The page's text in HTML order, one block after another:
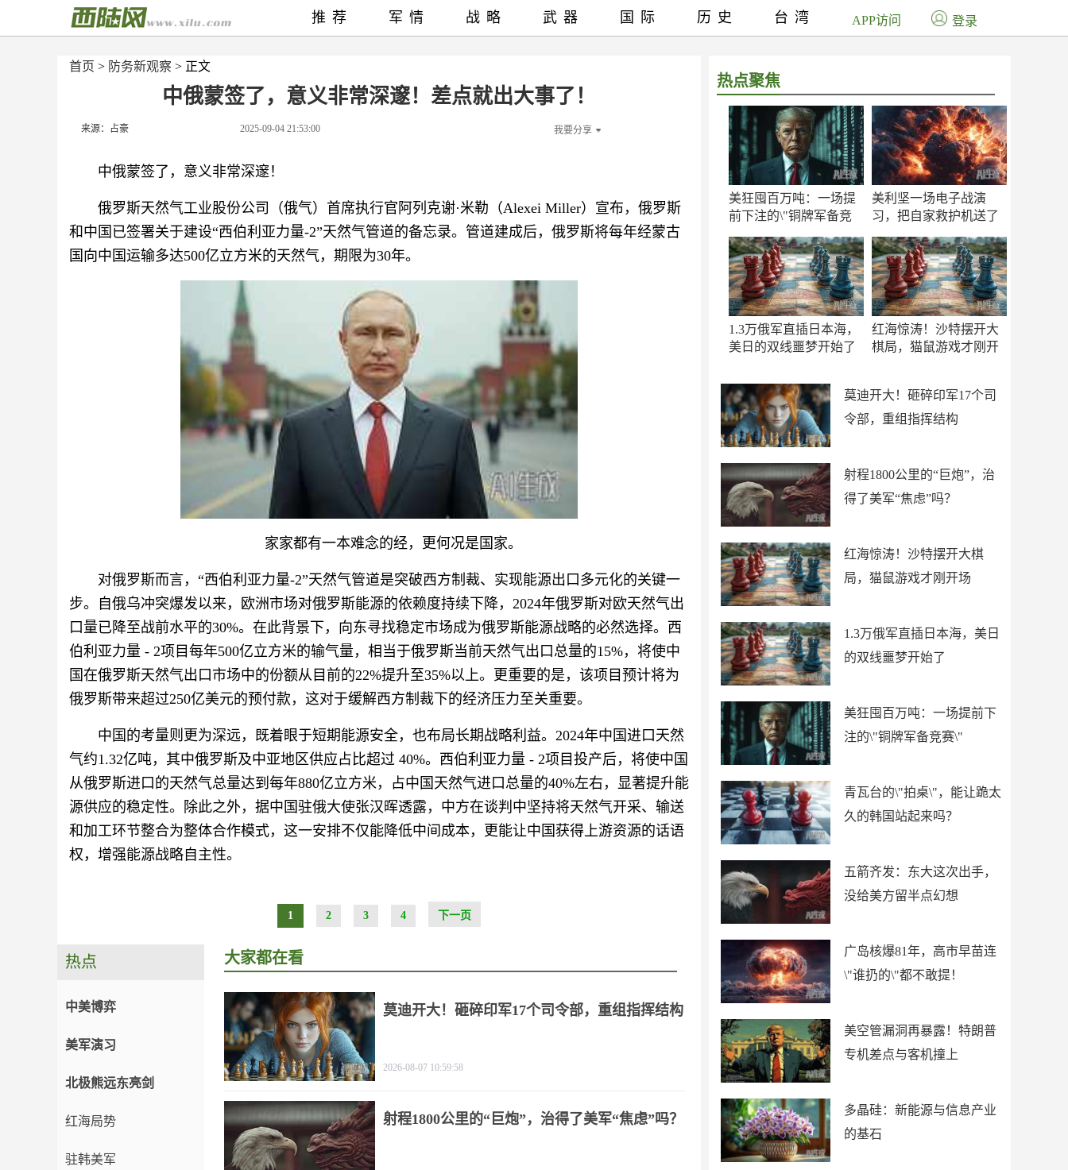
首页 > 防务新观察 > 正文
中俄蒙签了，意义非常深邃！差点就出大事了！
来源：占豪 2025-09-04 21:53:00 我要分享
中俄蒙签了，意义非常深邃！
俄罗斯天然气工业股份公司（俄气）首席执行官阿列克谢·米勒（Alexei Miller）宣布，俄罗斯
和中国已签署关于建设“西伯利亚力量-2”天然气管道的备忘录。管道建成后，俄罗斯将每年经蒙古
国向中国运输多达500亿立方米的天然气，期限为30年。
家家都有一本难念的经，更何况是国家。
对俄罗斯而言，“西伯利亚力量-2”天然气管道是突破西方制裁、实现能源出口多元化的关键一
步。自俄乌冲突爆发以来，欧洲市场对俄罗斯能源的依赖度持续下降，2024年俄罗斯对欧天然气出
口量已降至战前水平的30%。在此背景下，向东寻找稳定市场成为俄罗斯能源战略的必然选择。西
伯利亚力量 - 2项目每年500亿立方米的输气量，相当于俄罗斯当前天然气出口总量的15%，将使中
国在俄罗斯天然气出口市场中的份额从目前的22%提升至35%以上。更重要的是，该项目预计将为
俄罗斯带来超过250亿美元的预付款，这对于缓解西方制裁下的经济压力至关重要。
中国的考量则更为深远，既着眼于短期能源安全，也布局长期战略利益。2024年中国进口天然
气约1.32亿吨，其中俄罗斯及中亚地区供应占比超过 40%。西伯利亚力量 - 2项目投产后，将使中国
从俄罗斯进口的天然气总量达到每年880亿立方米，占中国天然气进口总量的40%左右，显著提升能
源供应的稳定性。除此之外，据中国驻俄大使张汉晖透露，中方在谈判中坚持将天然气开采、输送
和加工环节整合为整体合作模式，这一安排不仅能降低中间成本，更能让中国获得上游资源的话语
权，增强能源战略自主性。
1 2 3 4 下一页
热点聚焦
美狂囤百万吨：一场提
前下注的\"铜牌军备竞
美利坚一场电子战演
习，把自家救护机送了
1.3万俄军直插日本海，
美日的双线噩梦开始了
红海惊涛！沙特摆开大
棋局，猫鼠游戏才刚开
莫迪开大！砸碎印军17个司
令部，重组指挥结构
射程1800公里的“巨炮”，治
得了美军“焦虑”吗？
红海惊涛！沙特摆开大棋
局，猫鼠游戏才刚开场
1.3万俄军直插日本海，美日
的双线噩梦开始了
美狂囤百万吨：一场提前下
注的\"铜牌军备竞赛\"
青瓦台的\"拍桌\"，能让跪太
久的韩国站起来吗？
五箭齐发：东大这次出手，
没给美方留半点幻想
广岛核爆81年，高市早苗连
\"谁扔的\"都不敢提！
美空管漏洞再暴露！特朗普
专机差点与客机撞上
多晶硅：新能源与信息产业
的基石
推荐 军情 战略 武器 国际 历史 台湾 APP访问 登录
热点
中美博弈
美军演习
北极熊远东亮剑
红海局势
驻韩美军
大家都在看
莫迪开大！砸碎印军17个司令部，重组指挥结构
2026-08-07 10:59:58
射程1800公里的“巨炮”，治得了美军“焦虑”吗？